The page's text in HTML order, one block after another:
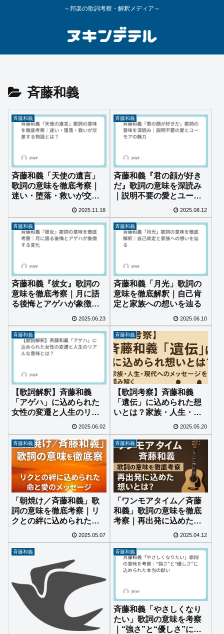
～邦楽の歌詞考察・解釈メディア～
斉藤和義
斉藤和義
斉藤和義「天使の遺言」
歌詞の意味を徹底考察｜
迷い・堕落・救いが交差
2025.11.18
斉藤和義
斉藤和義『君の顔が好き
だ』歌詞の意味を深読み
｜説明不要の愛とユーモ
2025.08.12
斉藤和義
斉藤和義『彼女』歌詞の
意味を徹底考察｜月に語
る後悔とアゲハが象徴す
2025.06.23
斉藤和義
斉藤和義「月光」歌詞の
意味を徹底解釈｜自己肯
定と家族への想いを辿る
2025.06.10
斉藤和義
【歌詞解釈】斉藤和義
「アゲハ」に込められた
女性の変遷と人生のリア
2025.06.02
斉藤和義
【歌詞考察】斉藤和義
「遺伝」に込められた想
いとは？家族・人生・現
代へのメッセージを読み
解く
2025.05.20
斉藤和義
「朝焼け／斉藤和義」歌
詞の意味を徹底考察｜リ
クとの絆に込められた命
と愛のメッセージ
2025.05.07
斉藤和義
「ワンモアタイム／斉藤
和義」歌詞の意味を徹底
考察｜再出発に込めた想
2025.04.12
斉藤和義 斉藤和義
斉藤和義「やさしくなり
たい」歌詞の意味を考察
｜“強さ”と“優しさ”に込